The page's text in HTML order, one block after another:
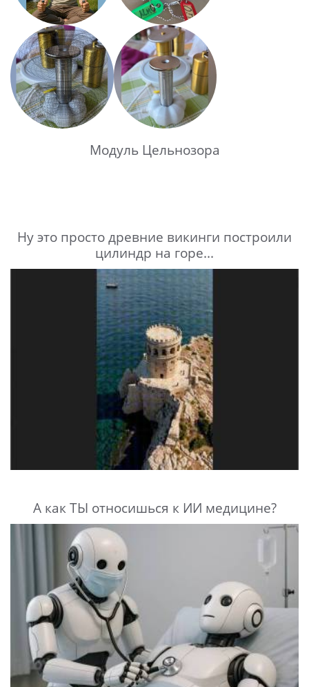
Модуль Цельнозора
Ну это просто древние викинги построили
цилиндр на горе...
А как ТЫ относишься к ИИ медицине?